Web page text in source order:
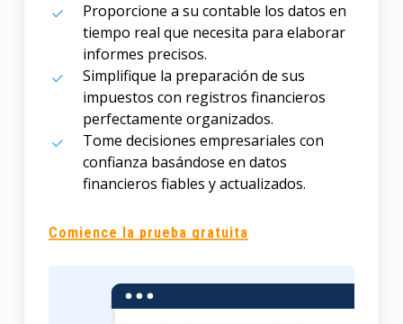
Proporcione a su contable los datos en
tiempo real que necesita para elaborar
informes precisos.
Simplifique la preparación de sus
impuestos con registros financieros
perfectamente organizados.
Tome decisiones empresariales con
confianza basándose en datos
financieros fiables y actualizados.
Comience la prueba gratuita